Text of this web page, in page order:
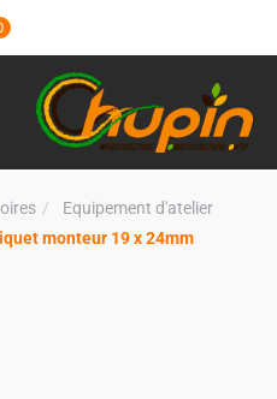
Equipement d'atelier
monteur 19 x 24mm